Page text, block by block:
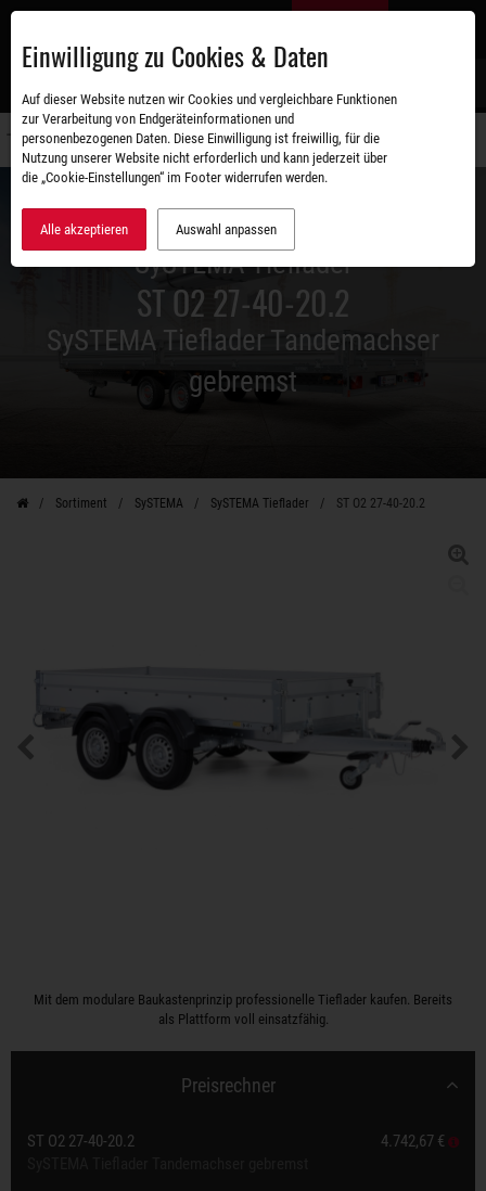
Zum
SySTEMA Tieflader
ST O2 27-40-20.2
SySTEMA Tieflader Tandemachser
gebremst
Sortiment SySTEMA SySTEMA Tieflader ST O2 27-40-20.2
Mit dem modulare Baukastenprinzip professionelle Tieflader kaufen. Bereits
als Plattform voll einsatzfähig.
Preisrechner
ST O2 27-40-20.2
4.742,67 €
Einwilligung zu Cookies & Daten
Auf dieser Website nutzen wir Cookies und vergleichbare Funktionen
zur Verarbeitung von Endgeräteinformationen und
personenbezogenen Daten. Diese Einwilligung ist freiwillig, für die
Nutzung unserer Website nicht erforderlich und kann jederzeit über
die „Cookie-Einstellungen“ im Footer widerrufen werden.
Alle akzeptieren Auswahl anpassen